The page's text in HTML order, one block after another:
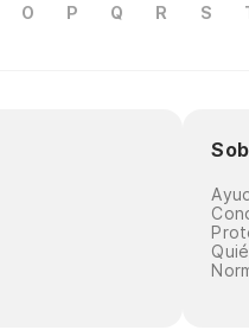
O P Q R S